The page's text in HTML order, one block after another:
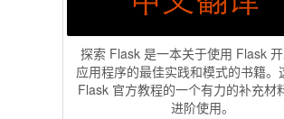
探索 Flask 是一本关于使用 Flask
应用程序的最佳实践和模式的书籍。
Flask 官方教程的一个有力的补充材
进阶使用。